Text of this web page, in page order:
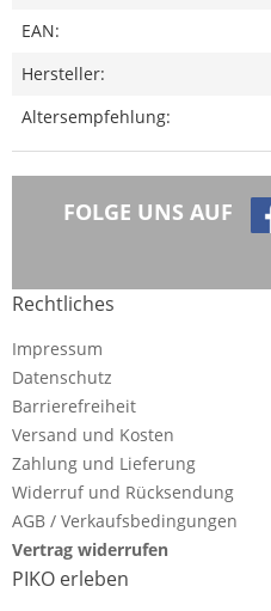
EAN:
Hersteller:
Altersempfehlung:
FOLGE UNS AUF
Rechtliches
Impressum
Datenschutz
Barrierefreiheit
Versand und Kosten
Zahlung und Lieferung
Widerruf und Rücksendung
AGB / Verkaufsbedingungen
Vertrag widerrufen
PIKO erleben